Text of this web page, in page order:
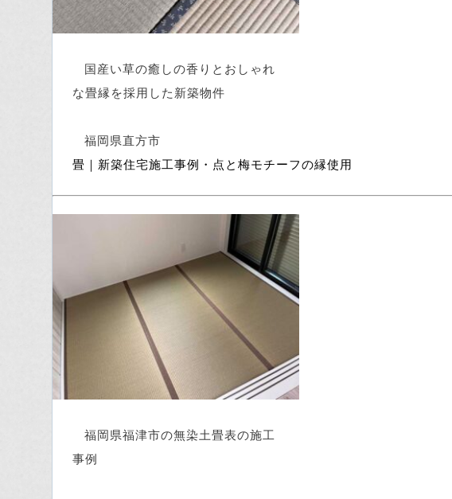
国産い草の癒しの香りとおしゃれ
な畳縁を採用した新築物件
福岡県直方市
畳｜新築住宅施工事例・点と梅モチーフの縁使用
福岡県福津市の無染土畳表の施工
事例